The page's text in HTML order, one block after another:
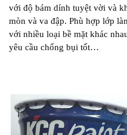
với độ bám dính tuyệt vời và
mòn và va đập. Phù hợp lớp
với nhiều loại bề mặt khác
yêu cầu chống bụi tốt…